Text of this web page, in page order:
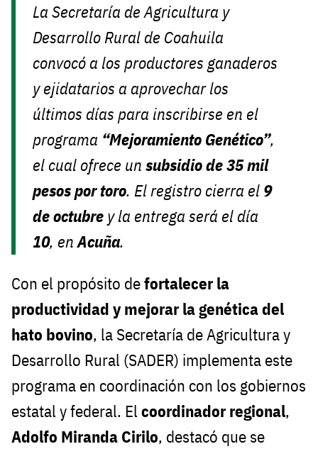
La Secretaría de Agricultura y
Desarrollo Rural de Coahuila
convocó a los productores ganaderos
y ejidatarios a aprovechar los
últimos días para inscribirse en el
programa “Mejoramiento Genético”,
el cual ofrece unsubsidio de 35 mil
pesos por toro. El registro cierra el 9
de octubre y la entrega será el día
10, enAcuña.
Con el propósito defortalecer la
productividad y mejorar la genética del
hato bovino, la Secretaría de Agricultura y
Desarrollo Rural (SADER) implementa este
programa en coordinación con los gobiernos
estatal y federal. El coordinador regional,
Adolfo Miranda Cirilo, destacó que se